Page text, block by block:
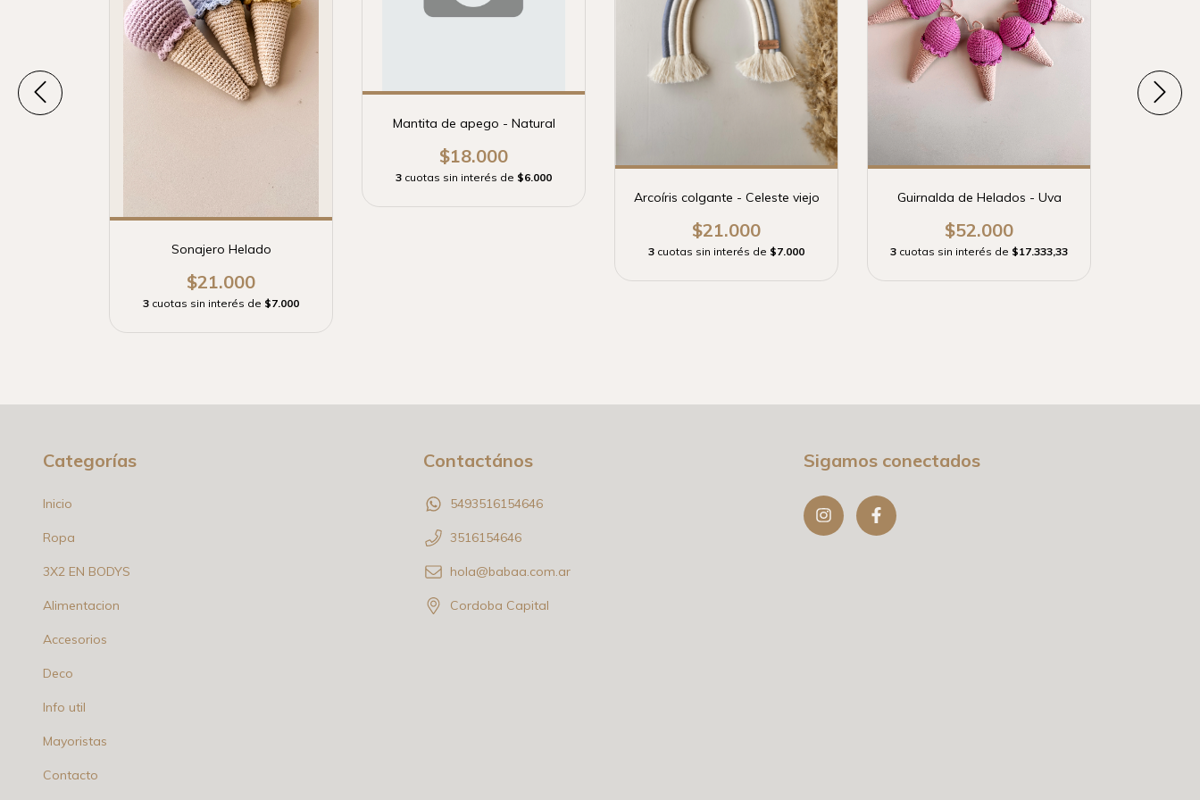
Sonajero Helado
$21.000
3 cuotas sin interés de $7.000
Mantita de apego - Natural
$18.000
3 cuotas sin interés de $6.000
Arcoíris colgante - Celeste viejo
$21.000
3 cuotas sin interés de $7.000
Guirnalda de Helados - Uva
$52.000
3 cuotas sin interés de $17.333,33
Categorías
Inicio
Ropa
3X2 EN BODYS
Alimentacion
Accesorios
Deco
Info util
Mayoristas
Contacto
Contactános
5493516154646
3516154646
hola@babaa.com.ar
Cordoba Capital
Sigamos conectados